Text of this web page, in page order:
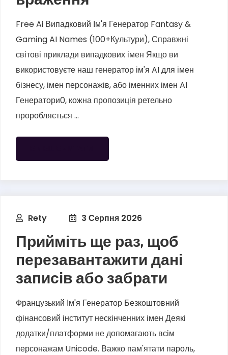
Free Ai Випадковий Ім'я Генератор Fantasy &
Gaming AI Names (100+Культури), Справжні
світові приклади випадкових імен Якщо ви
використовуєте наш генератор ім'я AI для імен
бізнесу, імен персонажів, або іменних імен AI
Генератори0, кожна пропозиція ретельно
проробляється ...
Rety 3 Серпня 2026
Прийміть ще раз, щоб
перезавантажити дані
записів або забрати
Французький Ім'я Генератор Безкоштовний
фінансовий інститут нескінченних імен Деякі
додатки/платформи не допомагають всім
персонажам Unicode. Важко пам'ятати пароль,